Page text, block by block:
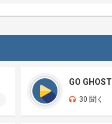
GO
30 聞く